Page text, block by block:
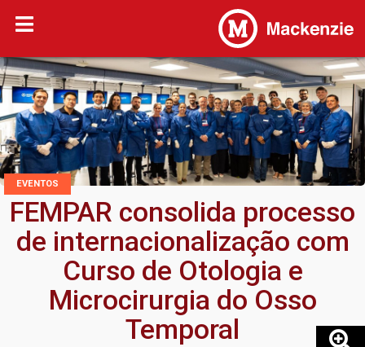
EVENTOS
FEMPAR consolida processo
de internacionalização com
Curso de Otologia e
Microcirurgia do Osso
Temporal